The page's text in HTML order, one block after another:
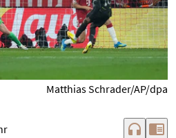
Matthias Schrader/AP/dpa
headphones chrome_reader_mode